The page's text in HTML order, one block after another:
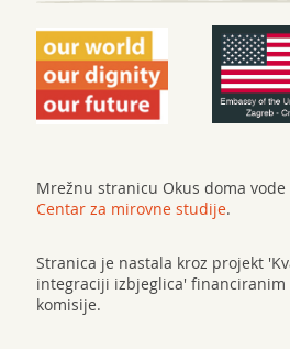
Mrežnu stranicu Okus doma
Centar za mirovne studije.
Stranica je nastala kroz projekt
integraciji izbjeglica' financiranim
komisije.